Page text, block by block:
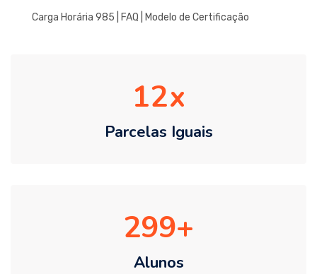
Carga Horária 985 | FAQ Modelo de Certificação
12
Parcelas Iguais
299
Alunos